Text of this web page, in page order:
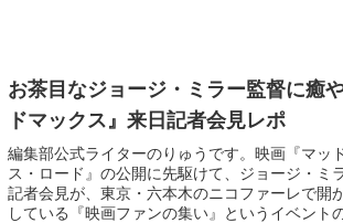
お茶目なジョージ・ミラー監督に癒
ドマックス』来日記者会見レポ
編集部公式ライターのりゅうです。映画『マッ
ス・ロード』の公開に先駆けて、ジョージ・ミ
記者会見が、東京・六本木のニコファーレで開
している『映画ファンの集い』というイベント